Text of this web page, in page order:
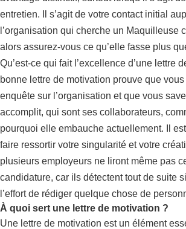
entretien. Il s’agit de votre contact initial
l’organisation qui cherche un Maquilleuse
alors assurez-vous ce qu’elle fasse plus
Qu’est-ce qui fait l’excellence d’une lettre
bonne lettre de motivation prouve que
enquête sur l’organisation et que vous
accomplit, qui sont ses collaborateurs,
pourquoi elle embauche actuellement. Il
faire ressortir votre singularité et votre
plusieurs employeurs ne liront même pas
candidature, car ils détectent tout de suite
l’effort de rédiger quelque chose de
À quoi sert une lettre de motivation ?
Une lettre de motivation est un élément